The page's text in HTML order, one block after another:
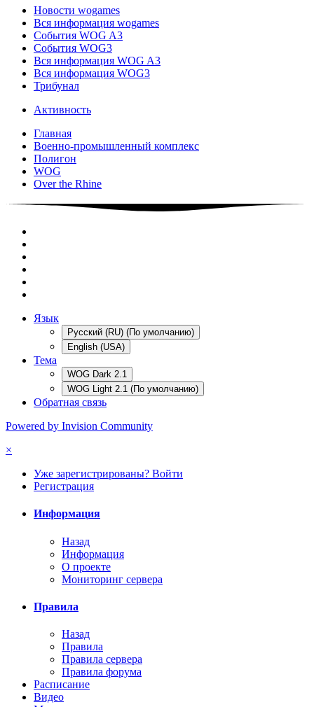
Новости wogames
Вся информация wogames
События WOG A3
События WOG3
Вся информация WOG A3
Вся информация WOG3
Трибунал
Активность
Главная
Военно-промышленный комплекс
Полигон
WOG
Over the Rhine
Язык
Русский (RU) (По умолчанию)
English (USA)
Тема
WOG Dark 2.1
WOG Light 2.1 (По умолчанию)
Обратная связь
Powered by Invision Community
×
Уже зарегистрированы? Войти
Регистрация
Информация
Назад
Информация
О проекте
Мониторинг сервера
Правила
Назад
Правила
Правила сервера
Правила форума
Расписание
Видео